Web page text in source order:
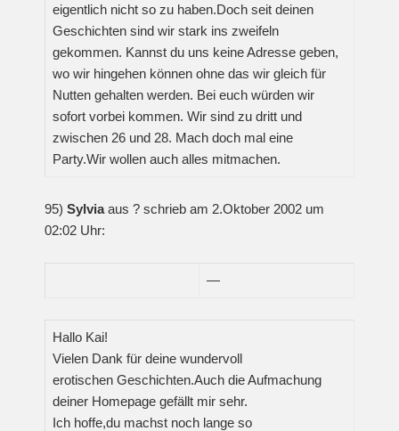
eigentlich nicht so zu haben.Doch seit deinen
Geschichten sind wir stark ins zweifeln
gekommen. Kannst du uns keine Adresse geben,
wo wir hingehen können ohne das wir gleich für
Nutten gehalten werden. Bei euch würden wir
sofort vorbei kommen. Wir sind zu dritt und
zwischen 26 und 28. Mach doch mal eine
Party.Wir wollen auch alles mitmachen.
95) Sylviaaus ? schrieb am 2.Oktober 2002 um
02:02 Uhr:
—
Hallo Kai!
Vielen Dank für deine wundervoll
erotischen Geschichten.Auch die Aufmachung
deiner Homepage gefällt mir sehr.
Ich hoffe,du machst noch lange so